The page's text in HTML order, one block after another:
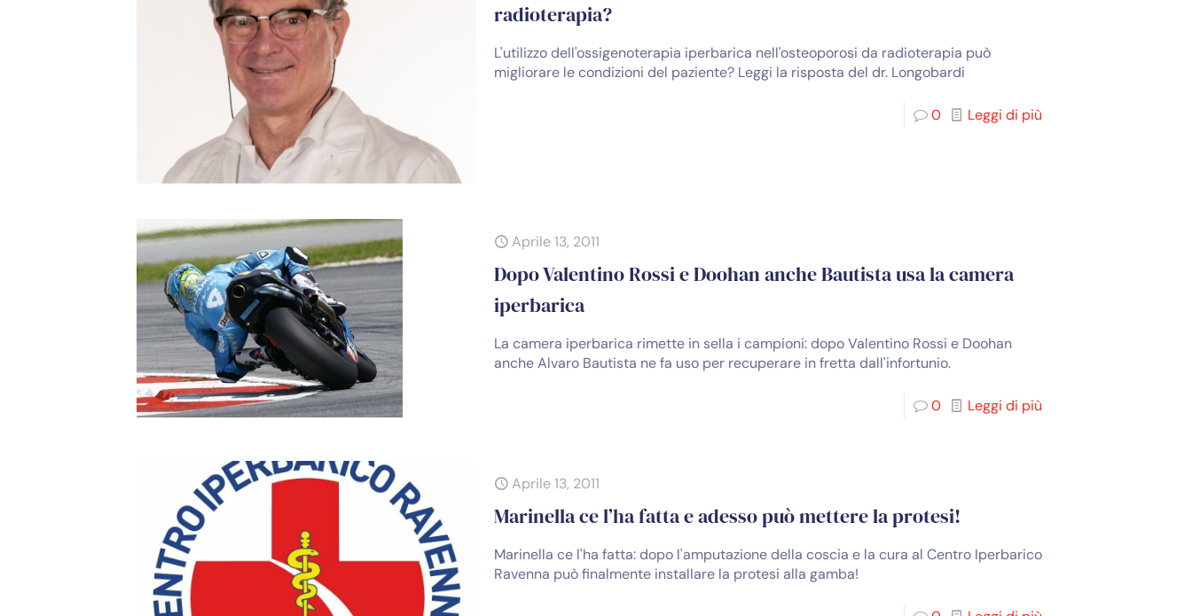
radioterapia?
L'utilizzo dell'ossigenoterapia iperbarica nell'osteoporosi da radioterapia può
migliorare le condizioni del paziente? Leggi la risposta del dr. Longobardi
0 Leggi di più
Aprile 13, 2011
Dopo Valentino Rossi e Doohan anche Bautista usa la camera
iperbarica
La camera iperbarica rimette in sella i campioni: dopo Valentino Rossi e Doohan
anche Alvaro Bautista ne fa uso per recuperare in fretta dall'infortunio.
0 Leggi di più
Aprile 13, 2011
Marinella ce l’ha fatta e adesso può mettere la protesi!
Marinella ce l'ha fatta: dopo l'amputazione della coscia e la cura al Centro Iperbarico
Ravenna può finalmente installare la protesi alla gamba!